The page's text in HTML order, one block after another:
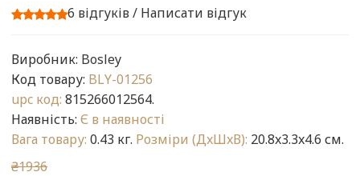
6 відгуків/ Написати відгук
Виробник: Bosley
Код товару: BLY-01256
upc код: 815266012564.
Наявність: Є в наявності
Вага товару: 0.43 кг. Розміри (ДxШxВ): 20.8x3.3x4.6 см.
₴1936